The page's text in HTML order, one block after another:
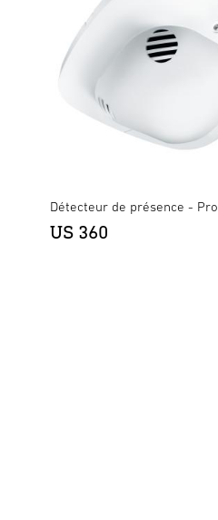
Détecteur de présence -
US 360